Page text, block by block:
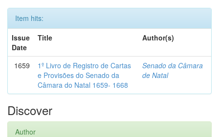
Item hits:
Issue
Date
Title Author(s)
1659
1º Livro de Registro de Cartas
e Provisões do Senado da
Câmara do Natal 1659- 1668
Senado da Câmara
de Natal
Discover
Author